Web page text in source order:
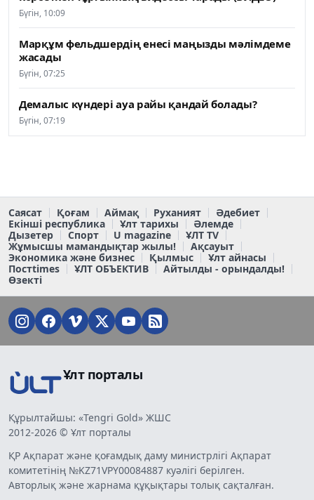
Бүгін, 10:09
Марқұм фельдшердің енесі маңызды мәлімдеме
жасады
Бүгін, 07:25
Демалыс күндері ауа райы қандай болады?
Бүгін, 07:19
Саясат Қоғам Аймақ Руханият
Әдебиет
Екінші республика
Ұлт тарихы
Әлемде
Дызетер
Спорт U magazine
ҰЛТ TV
Жұмысшы мамандықтар жылы!
Ақсауыт
Экономика және бизнес
Қылмыс
Ұлт айнасы
Постtimes
ҰЛТ ОБЪЕКТИВ
Айтылды - орындалды!
Өзекті
Ұлт порталы
Құрылтайшы: «Tengri Gold» ЖШС
2012-2026 © Ұлт порталы
ҚР Ақпарат және қоғамдық даму министрлігі Ақпарат
комитетінің №KZ71VPY00084887 куәлігі берілген.
Авторлық және жарнама құқықтары толық сақталған.